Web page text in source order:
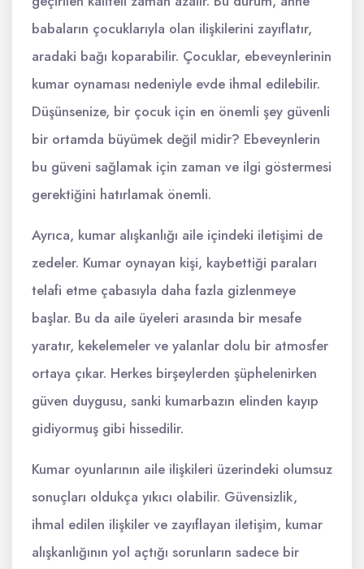
babaların çocuklarıyla olan ilişkilerini zayıflatır,
aradaki bağı koparabilir. Çocuklar, ebeveynlerinin
kumar oynaması nedeniyle evde ihmal edilebilir.
Düşünsenize, bir çocuk için en önemli şey güvenli
bir ortamda büyümek değil midir? Ebeveynlerin
bu güveni sağlamak için zaman ve ilgi göstermesi
gerektiğini hatırlamak önemli.
Ayrıca, kumar alışkanlığı aile içindeki iletişimi de
zedeler. Kumar oynayan kişi, kaybettiği paraları
telafi etme çabasıyla daha fazla gizlenmeye
başlar. Bu da aile üyeleri arasında bir mesafe
yaratır, kekelemeler ve yalanlar dolu bir atmosfer
ortaya çıkar. Herkes birşeylerden şüphelenirken
güven duygusu, sanki kumarbazın elinden kayıp
gidiyormuş gibi hissedilir.
Kumar oyunlarının aile ilişkileri üzerindeki olumsuz
sonuçları oldukça yıkıcı olabilir. Güvensizlik,
ihmal edilen ilişkiler ve zayıflayan iletişim, kumar
alışkanlığının yol açtığı sorunların sadece bir